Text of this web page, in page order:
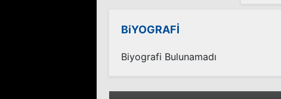
BiYOGRAFİ
Biyografi Bulunamadı